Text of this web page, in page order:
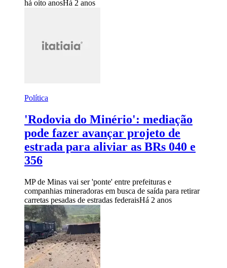
há oito anosHá 2 anos
Política
'Rodovia do Minério': mediação
pode fazer avançar projeto de
estrada para aliviar as BRs 040 e
356
MP de Minas vai ser 'ponte' entre prefeituras e
companhias mineradoras em busca de saída para retirar
carretas pesadas de estradas federaisHá 2 anos